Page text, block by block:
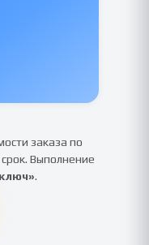
заказа по
Выполнение
.